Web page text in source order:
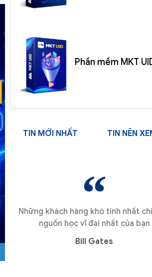
Phần mềm MKT
TIN MỚI NHẤT TIN NÊN
Những khách hàng khó tính nhất
nguồn học vĩ đại nhất của bạn
Bill Gates